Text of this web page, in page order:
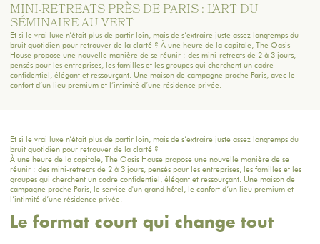
MINI-RETREATS PRÈS DE PARIS : L’ART DU
SÉMINAIRE AU VERT
Et si le vrai luxe n’était plus de partir loin, mais de s’extraire juste assez longtemps du
bruit quotidien pour retrouver de la clarté ? À une heure de la capitale, The Oasis
House propose une nouvelle manière de se réunir : des mini-retreats de 2 à 3 jours,
pensés pour les entreprises, les familles et les groupes qui cherchent un cadre
confidentiel, élégant et ressourçant. Une maison de campagne proche Paris, avec le
confort d’un lieu premium et l’intimité d’une résidence privée.
Et si le vrai luxe n’était plus de partir loin, mais de s’extraire juste assez longtemps du
bruit quotidien pour retrouver de la clarté ?
À une heure de la capitale, The Oasis Housepropose une nouvelle manière de se
réunir : des mini-retreats de 2 à 3 jours, pensés pour les entreprises, les familles et les
groupes qui cherchent un cadre confidentiel, élégant et ressourçant. Une maison de
campagne proche Paris, le service d'un grand hôtel, le confort d’un lieu premium et
l’intimité d’une résidence privée.
Le format court qui change tout